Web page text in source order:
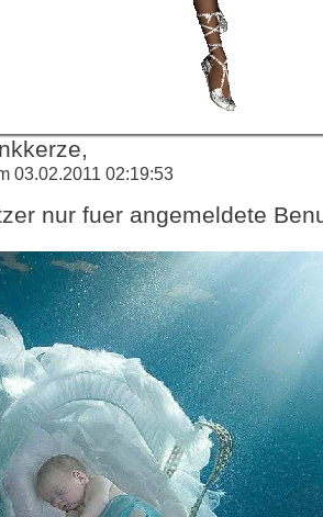
03.02.2011 02:19:53
nur fuer angemeldete